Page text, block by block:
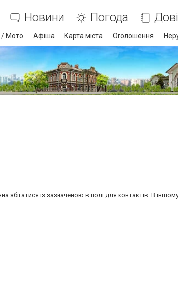
Новини Погода
/ Мото Афіша Карта міста Оголошення
збігатися із зазначеною в полі для контактів. В